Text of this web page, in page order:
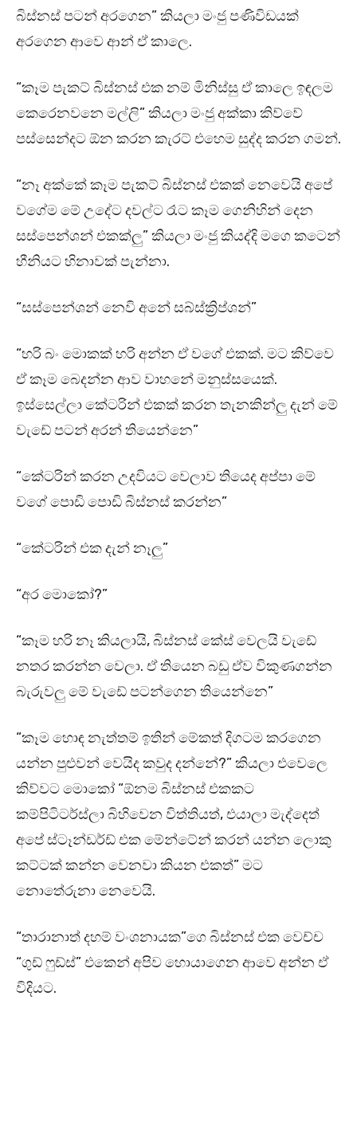
බිස්නස් පටන් අරගෙන” කියලා මංජු පණිවිඩයක්
අරගෙන ආවෙ ආන් ඒ කාලෙ.
“කෑම පැකට් බිස්නස් එක නම් මිනිස්සු ඒ කාලෙ ඉඳලම
කෙරෙනවනෙ මල්ලි” කියලා මංජු අක්කා කිව්වේ
පස්සෙන්දට ඕන කරන කැරට් එහෙම සුද්ද කරන ගමන්.
“නෑ අක්කේ කෑම පැකට් බිස්නස් එකක් නෙවෙයි අපේ
වගේම මේ උදේට දවල්ට රෑට කෑම ගෙනිහින් දෙන
සස්පෙන්ශන් එකක්ලු” කියලා මංජු කියද්දි මගෙ කටෙන්
හීනියට හිනාවක් පැන්නා.
“සස්පෙන්ශන් නෙවි අනේ සබ්ස්ක්‍රිප්ශන්”
“හරි බං මොකක් හරි අන්න ඒ වගේ එකක්. මට කිව්වෙ
ඒ කෑම බෙදන්න ආව වාහනේ මනුස්සයෙක්.
ඉස්සෙල්ලා කේටරින් එකක් කරන තැනකින්ලු දැන් මේ
වැඩේ පටන් අරන් තියෙන්නෙ”
“කේටරින් කරන උදවියට වෙලාව තියෙද අප්පා මේ
වගේ පොඩි පොඩි බිස්නස් කරන්න”
“කේටරින් එක දැන් නෑලු”
“අර මොකෝ?”
“කෑම හරි නෑ කියලායි, බිස්නස් කේස් වෙලයි වැඩේ
නතර කරන්න වෙලා. ඒ තියෙන බඩු ඒව විකුණගන්න
බැරුවලු මේ වැඩේ පටන්ගෙන තියෙන්නෙ”
“කෑම හොඳ නැත්තම් ඉතින් මේකත් දිගටම කරගෙන
යන්න පුළුවන් වෙයිද කවුද දන්නේ?” කියලා එවෙලෙ
කිව්වට මොකෝ “ඕනම බිස්නස් එකකට
කම්පිටිටර්ස්ලා බිහිවෙන විත්තියත්, එයාලා මැද්දෙත්
අපේ ස්ටෑන්ඩර්ඩ් එක මේන්ටේන් කරන් යන්න ලොකු
කට්ටක් කන්න වෙනවා කියන එකත්” මට
නොතේරුනා නෙවෙයි.
“තාරානාත් දහම් වංශනායක”ගෙ බිස්නස් එක වෙච්ච
“ගුඩ් ෆුඩ්ස්” එකෙන් අපිව හොයාගෙන ආවෙ අන්න ඒ
විදියට.